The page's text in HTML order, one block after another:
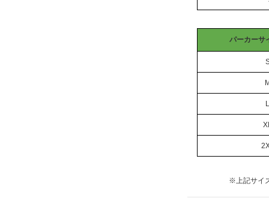
パーカーサ
M
L
※上記サイ